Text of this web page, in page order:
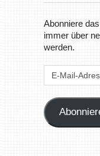
Abonniere
immer über
werden.